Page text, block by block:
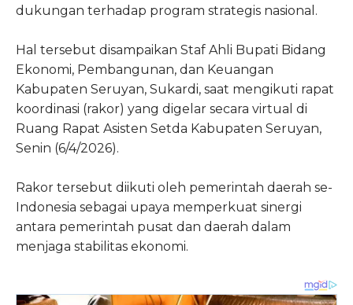
dukungan terhadap program strategis nasional.
Hal tersebut disampaikan Staf Ahli Bupati Bidang
Ekonomi, Pembangunan, dan Keuangan
Kabupaten Seruyan, Sukardi, saat mengikuti rapat
koordinasi (rakor) yang digelar secara virtual di
Ruang Rapat Asisten Setda Kabupaten Seruyan,
Senin (6/4/2026).
Rakor tersebut diikuti oleh pemerintah daerah se-
Indonesia sebagai upaya memperkuat sinergi
antara pemerintah pusat dan daerah dalam
menjaga stabilitas ekonomi.